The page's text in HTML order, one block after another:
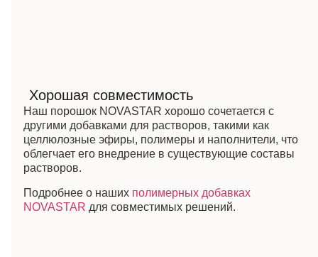
Хорошая совместимость
Наш порошок NOVASTAR хорошо сочетается с
другими добавками для растворов, такими как
целлюлозные эфиры, полимеры и наполнители, что
облегчает его внедрение в существующие составы
растворов.
Подробнее о наших полимерных добавках
NOVASTAR для совместимых решений.